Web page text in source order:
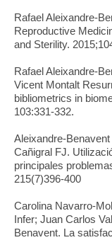
Rafael Aleixandre-
Reproductive
and Sterility.
Rafael Aleixandre-
Vicent Montalt
bibliometrics in
103:331-332.
Aleixandre-
Cañigral FJ.
principales
215(7)396-400
Carolina Navarro-
Infer; Juan Carlos
Benavent. La